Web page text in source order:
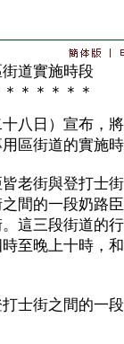
道實施時段
＊＊＊＊＊
日）宣布，將
區街道的實施
街與登打士街
間的一段奶路
這三段街道的
至晚上十時，
街之間的一段